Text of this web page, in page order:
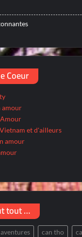
Coeur
amour
et d'ailleurs
amour
tout …
aventures can tho